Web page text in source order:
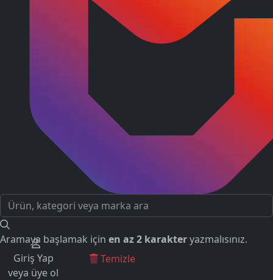
Aramaya başlamak için en az 2 karakteryazmalısınız.
GEÇMİŞ ARAMALAR
Temizle
Giriş Yap
veya üye ol